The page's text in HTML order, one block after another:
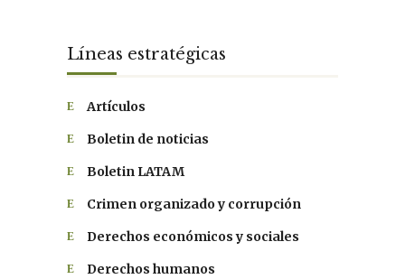
Líneas estratégicas
Artículos
Boletin de noticias
Boletin LATAM
Crimen organizado y corrupción
Derechos económicos y sociales
Derechos humanos